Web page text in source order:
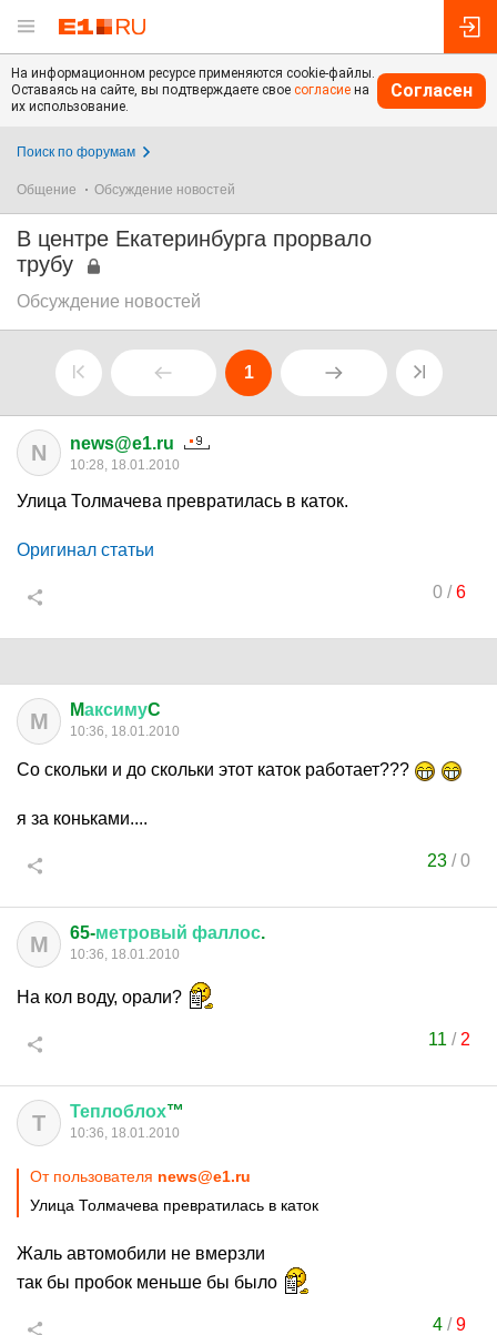
На информационном ресурсе применяются cookie-файлы.
Оставаясь на сайте, вы подтверждаете свое согласие на
их использование.
Согласен
Поиск по форумам
Общение Обсуждение новостей
В центре Екатеринбурга прорвало
трубу
Обсуждение новостей
1
N news@e1.ru
10:28, 18.01.2010
Улица Толмачева превратилась в каток.
Оригинал статьи
0/6
M MаксимуC
10:36, 18.01.2010
Со скольки и до скольки этот каток работает???
я за коньками....
23 /0
М 65-метровый фаллос.
10:36, 18.01.2010
На кол воду, орали?
11 / 2
Т Теплоблох™
10:36, 18.01.2010
От пользователя news@e1.ru
Улица Толмачева превратилась в каток
Жаль автомобили не вмерзли
так бы пробок меньше бы было
4/9